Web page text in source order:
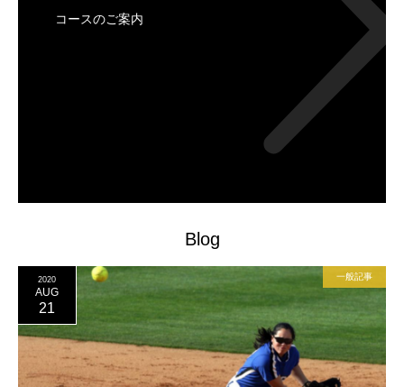
コースのご案内
Blog
2020
AUG
21
一般記事